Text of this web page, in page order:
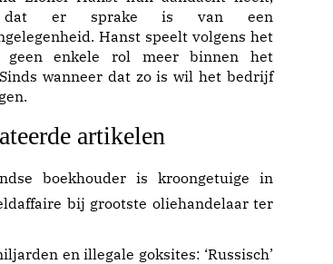
dat er sprake is van een
Hanst speelt volgens het
geen enkele rol meer binnen het
wanneer dat zo is wil het bedrijf
artikelen
boekhouder is kroongetuige in
bij grootste oliehandelaar ter
en illegale goksites: ‘Russisch’